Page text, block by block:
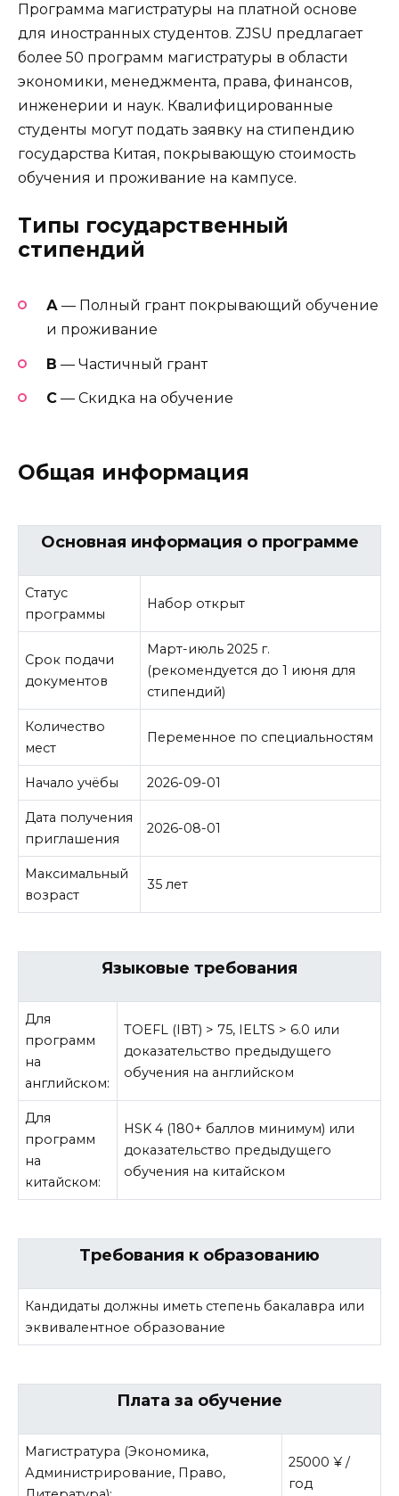
Программа магистратуры на платной основе
для иностранных студентов. ZJSU предлагает
более 50 программ магистратуры в области
экономики, менеджмента, права, финансов,
инженерии и наук. Квалифицированные
студенты могут подать заявку на стипендию
государства Китая, покрывающую стоимость
обучения и проживание на кампусе.
Типы государственный
стипендий
А — Полный грант покрывающий обучение
и проживание
В — Частичный грант
C — Скидка на обучение
Общая информация
Основная информация о программе
Статус
программы
Набор открыт
Срок подачи
документов
Март-июль 2025 г.
(рекомендуется до 1 июня для
стипендий)
Количество
мест
Переменное по специальностям
Начало учёбы 2026-09-01
Дата получения
приглашения
2026-08-01
Максимальный
возраст
35 лет
Языковые требования
Для
программ
на
английском:
TOEFL (IBT) > 75, IELTS > 6.0 или
доказательство предыдущего
обучения на английском
Для
программ
на
китайском:
HSK 4 (180+ баллов минимум) или
доказательство предыдущего
обучения на китайском
Требования к образованию
Кандидаты должны иметь степень бакалавра или
эквивалентное образование
Плата за обучение
Магистратура (Экономика,
Администрирование, Право,
25000 ¥ /
год